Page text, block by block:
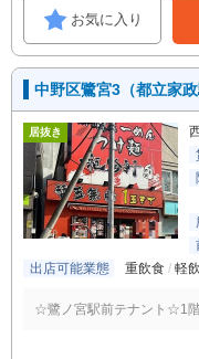
お気に入り
中野区鷺宮3（都立家
居抜き
出店可能業態
重飲食 軽
☆鷺ノ宮駅前テナント☆1